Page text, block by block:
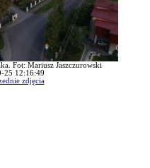
Fot: Mariusz Jaszczurowski
25 12:16:49
zdjęcia